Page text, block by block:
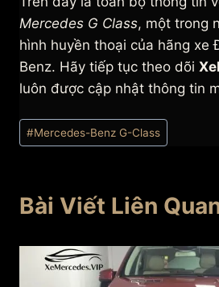
Mercedes G Class, một trong
hình huyền thoại của hãng xe
Benz. Hãy tiếp tục theo dõi
luôn được cập nhật thông tin
Post
Tags:
#Mercedes-Benz G-Class
Bài Viết Liên